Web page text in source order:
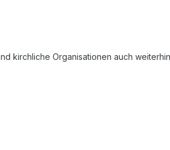
kirchliche Organisationen auch